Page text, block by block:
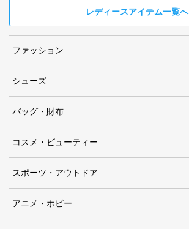
レディースアイテム一覧へ
ファッション
シューズ
バッグ・財布
コスメ・ビューティー
スポーツ・アウトドア
アニメ・ホビー